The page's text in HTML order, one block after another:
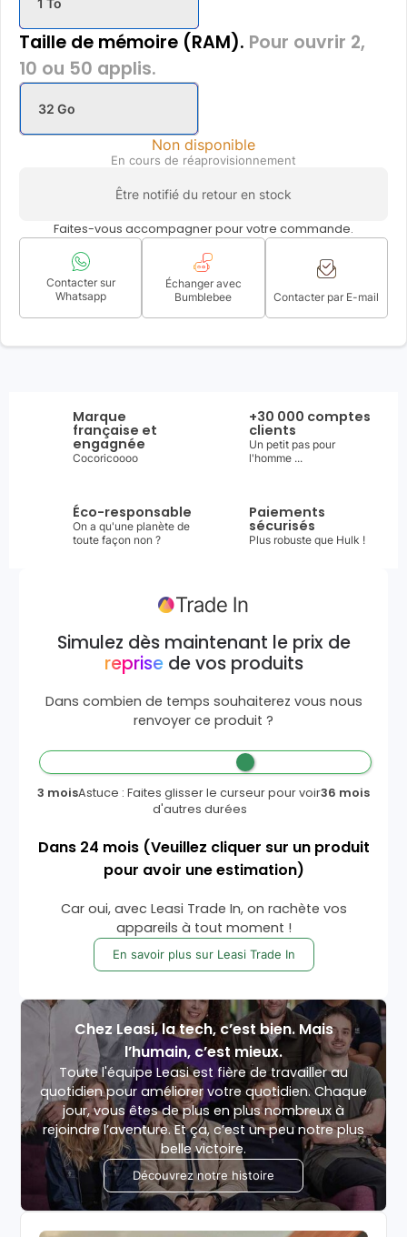
1 To
Taille de mémoire (RAM). Pour ouvrir 2,
10 ou 50 applis.
32 Go
Non disponible
En cours de réaprovisionnement
Être notifié du retour en stock
Faites-vous accompagner pour votre commande.
Contacter sur
Whatsapp
Échanger avec
Bumblebee
Contacter par E-mail
Marque
française et
engagnée
Cocoricoooo
+30 000 comptes
clients
Un petit pas pour
l'homme ...
Éco-responsable
On a qu'une planète de
toute façon non ?
Paiements
sécurisés
Plus robuste que Hulk !
Simulez dès maintenant le prix de
reprisede vos produits
Dans combien de temps souhaiterez vous nous
renvoyer ce produit ?
3 moisAstuce : Faites glisser le curseur pour voir
d'autres durées
36 mois
Dans 24 mois (Veuillez cliquer sur un produit
pour avoir une estimation)
Car oui, avec Leasi Trade In, on rachète vos
appareils à tout moment !
En savoir plus sur Leasi Trade In
Chez Leasi, la tech, c’est bien. Mais
l’humain, c’est mieux.
Toute l'équipe Leasi est fière de travailler au
quotidien pour améliorer votre quotidien. Chaque
jour, vous êtes de plus en plus nombreux à
rejoindre l’aventure. Et ça, c’est un peu notre plus
belle victoire.
Découvrez notre histoire